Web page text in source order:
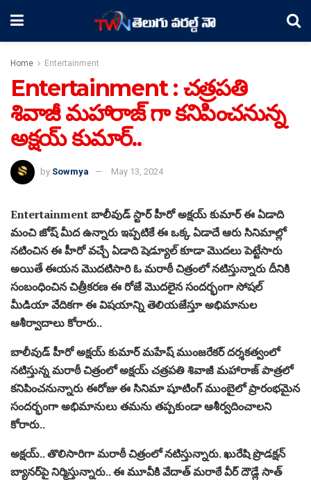
Home Entertainment
Entertainment : చత్రపతి
శివాజీ మహారాజ్ గా కనిపించనున్న
అక్షయ్ కుమార్..
by Sowmya May 13, 2024
Entertainment బాలీవుడ్ స్టార్ హీరో అక్షయ్ కుమార్ ఈ ఏడాది
మంచి జోష్ మీద ఉన్నారు ఇప్పటికే ఈ ఒక్క ఏడాదే ఆరు సినిమాల్లో
నటించిన ఈ హీరో వచ్చే ఏడాది షెడ్యూల్ కూడా మొదలు పెట్టేసారు
అయితే ఈయన మొదటిసారి ఓ మరాఠీ చిత్రంలో నటిస్తున్నారు దీనికి
సంబంధించిన చిత్రీకరణ ఈ రోజే మొదలైన సందర్భంగా సోషల్
మీడియా వేదికగా ఈ విషయాన్ని తెలియజేస్తూ అభిమానుల
ఆశీర్వాదాలు కోరారు..
బాలీవుడ్ హీరో అక్షయ్ కుమార్ మహేష్ ముంజరేకర్ దర్శకత్వంలో
నటిస్తున్న మరాఠీ చిత్రంలో అక్షయ్ చత్రపతి శివాజీ మహారాజ్ పాత్రలో
కనిపించనున్నారు ఈరోజు ఈ సినిమా షూటింగ్ ముంబైలో ప్రారంభమైన
సందర్భంగా అభిమానులు తమను తప్పకుండా ఆశీర్వదించాలని
కోరారు..
అక్షయ్.. తొలిసారిగా మరాఠీ చిత్రంలో నటిస్తున్నారు. ఖురేషి ప్రొడక్షన్
బ్యానర్‌పై నిర్మిస్తున్నారు.. ఈ మూవీకి వేదాత్ మరాఠే వీర్ దౌడ్లే సాత్